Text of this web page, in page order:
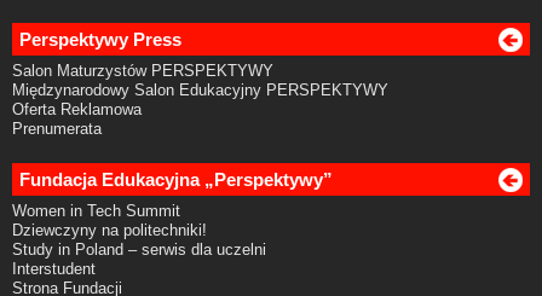
Perspektywy Press
Salon Maturzystów PERSPEKTYWY
Międzynarodowy Salon Edukacyjny PERSPEKTYWY
Oferta Reklamowa
Prenumerata
Fundacja Edukacyjna „Perspektywy”
Women in Tech Summit
Dziewczyny na politechniki!
Study in Poland – serwis dla uczelni
Interstudent
Strona Fundacji